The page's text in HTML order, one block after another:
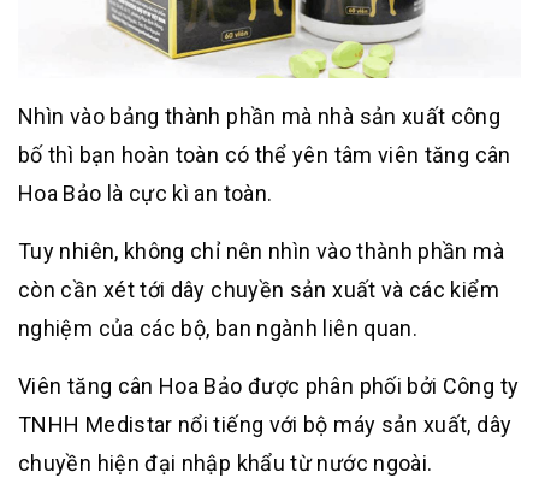
Nhìn vào bảng thành phần mà nhà sản xuất công
bố thì bạn hoàn toàn có thể yên tâm viên tăng cân
Hoa Bảo là cực kì an toàn.
Tuy nhiên, không chỉ nên nhìn vào thành phần mà
còn cần xét tới dây chuyền sản xuất và các kiểm
nghiệm của các bộ, ban ngành liên quan.
Viên tăng cân Hoa Bảo được phân phối bởi Công ty
TNHH Medistar nổi tiếng với bộ máy sản xuất, dây
chuyền hiện đại nhập khẩu từ nước ngoài.